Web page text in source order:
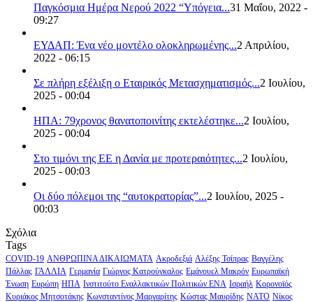
Παγκόσμια Ημέρα Νερού 2022 “Υπόγεια...31 Μαΐου, 2022 -
09:27
ΕΥΔΑΠ: Ένα νέο μοντέλο ολοκληρωμένης...2 Απριλίου,
2022 - 06:15
Σε πλήρη εξέλιξη ο Εταιρικός Μετασχηματισμός...2 Ιουλίου,
2025 - 00:04
ΗΠΑ: 79χρονος θανατοποινίτης εκτελέστηκε...2 Ιουλίου,
2025 - 00:04
Στο τιμόνι της ΕΕ η Δανία με προτεραιότητες...2 Ιουλίου,
2025 - 00:03
Οι δύο πόλεμοι της “αυτοκρατορίας”...2 Ιουλίου, 2025 -
00:03
Σχόλια
Tags
COVID-19 ΑΝΘΡΩΠΙΝΑ ΔΙΚΑΙΩΜΑΤΑ Ακροδεξιά Αλέξης Τσίπρας Βαγγέλης
Πάλλας ΓΑΛΛΙΑ Γερμανία Γιώργος Κατρούγκαλος Εμάνουελ Μακρόν Ευρωπαϊκή
Ένωση Ευρώπη ΗΠΑ Ινστιτούτο Εναλλακτικών Πολιτικών ΕΝΑ Ισραήλ Κορονοϊός
Κυριάκος Μητσοτάκης Κωνσταντίνος Μαργαρίτης Κώστας Μαυρίδης ΝΑΤΟ Νίκος